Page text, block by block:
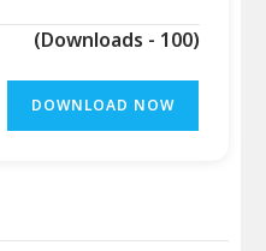
(Downloads - 100)
DOWNLOAD NOW